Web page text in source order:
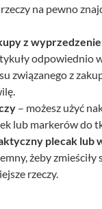
na pewno
z
odpowiednio
związanego z
– możesz użyć
lub markerów do
plecak lub
żeby zmieściły
rzeczy.